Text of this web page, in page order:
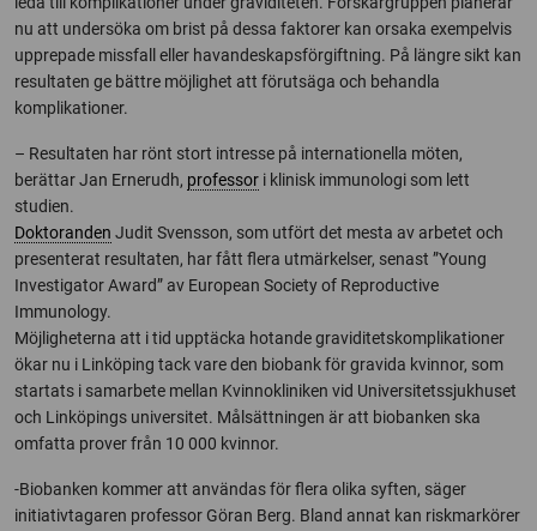
nu att undersöka om brist på dessa faktorer kan orsaka exempelvis
upprepade missfall eller havandeskapsförgiftning. På längre sikt kan
resultaten ge bättre möjlighet att förutsäga och behandla
komplikationer.
– Resultaten har rönt stort intresse på internationella möten,
berättar Jan Ernerudh, professor i klinisk immunologi som lett
studien.
Doktoranden Judit Svensson, som utfört det mesta av arbetet och
presenterat resultaten, har fått flera utmärkelser, senast ”Young
Investigator Award” av European Society of Reproductive
Immunology.
Möjligheterna att i tid upptäcka hotande graviditetskomplikationer
ökar nu i Linköping tack vare den biobank för gravida kvinnor, som
startats i samarbete mellan Kvinnokliniken vid Universitetssjukhuset
och Linköpings universitet. Målsättningen är att biobanken ska
omfatta prover från 10 000 kvinnor.
-Biobanken kommer att användas för flera olika syften, säger
initiativtagaren professor Göran Berg. Bland annat kan riskmarkörer